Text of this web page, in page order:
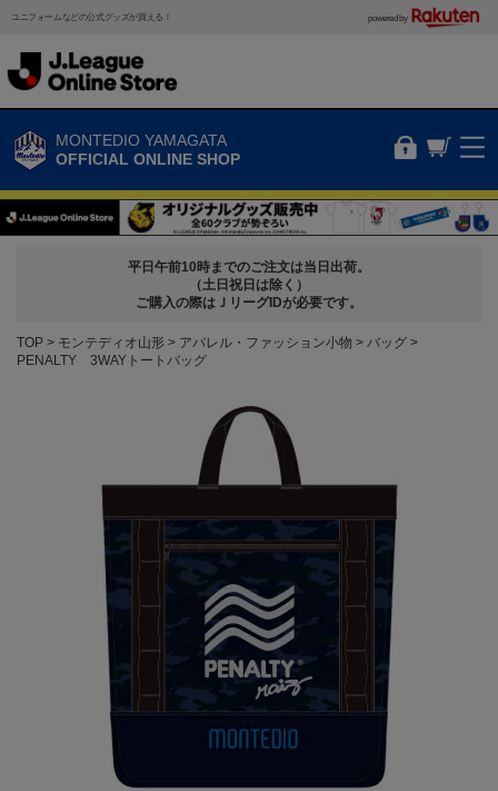
ユニフォームなどの公式グッズが買える！ powered by
MONTEDIO YAMAGATA
OFFICIAL ONLINE SHOP
平日午前10時までのご注文は当日出荷。
（土日祝日は除く）
ご購入の際はＪリーグIDが必要です。
TOP モンテディオ山形 アパレル・ファッション小物
バッグ
PENALTY 3WAYトートバッグ